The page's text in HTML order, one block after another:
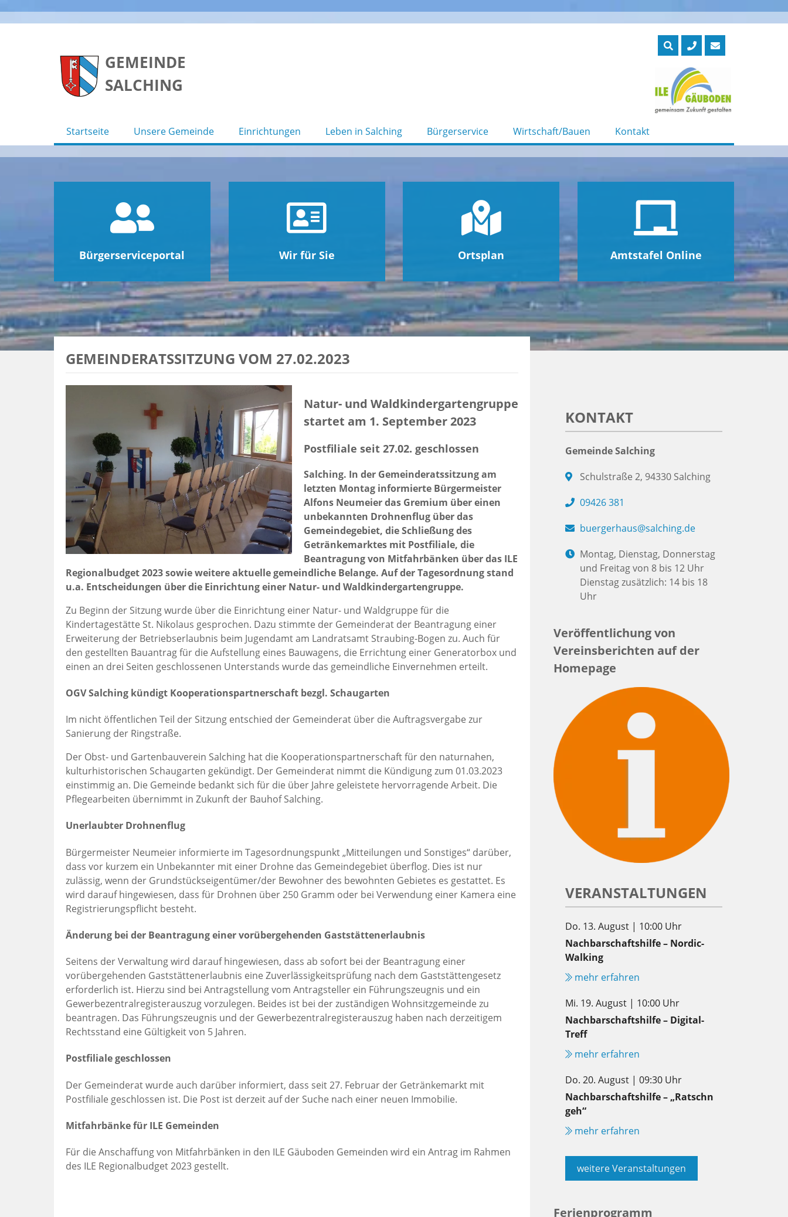
GEMEINDE
SALCHING
Startseite Unsere Gemeinde Einrichtungen Leben in Salching Bürgerservice Wirtschaft/Bauen Kontakt
Bürgerserviceportal Wir für Sie Ortsplan Amtstafel Online
GEMEINDERATSSITZUNG VOM 27.02.2023
Natur- und Waldkindergartengruppe
startet am 1. September 2023
Postfiliale seit 27.02. geschlossen
Salching. In der Gemeinderatssitzung am
letzten Montag informierte Bürgermeister
Alfons Neumeier das Gremium über einen
unbekannten Drohnenflug über das
Gemeindegebiet, die Schließung des
Getränkemarktes mit Postfiliale, die
Beantragung von Mitfahrbänken über das ILE
Regionalbudget 2023 sowie weitere aktuelle gemeindliche Belange. Auf der Tagesordnung stand
u.a. Entscheidungen über die Einrichtung einer Natur- und Waldkindergartengruppe.
Zu Beginn der Sitzung wurde über die Einrichtung einer Natur- und Waldgruppe für die
Kindertagestätte St. Nikolaus gesprochen. Dazu stimmte der Gemeinderat der Beantragung einer
Erweiterung der Betriebserlaubnis beim Jugendamt am Landratsamt Straubing-Bogen zu. Auch für
den gestellten Bauantrag für die Aufstellung eines Bauwagens, die Errichtung einer Generatorbox und
einen an drei Seiten geschlossenen Unterstands wurde das gemeindliche Einvernehmen erteilt.
OGV Salching kündigt Kooperationspartnerschaft bezgl. Schaugarten
Im nicht öffentlichen Teil der Sitzung entschied der Gemeinderat über die Auftragsvergabe zur
Sanierung der Ringstraße.
Der Obst- und Gartenbauverein Salching hat die Kooperationspartnerschaft für den naturnahen,
kulturhistorischen Schaugarten gekündigt. Der Gemeinderat nimmt die Kündigung zum 01.03.2023
einstimmig an. Die Gemeinde bedankt sich für die über Jahre geleistete hervorragende Arbeit. Die
Pflegearbeiten übernimmt in Zukunft der Bauhof Salching.
Unerlaubter Drohnenflug
Bürgermeister Neumeier informierte im Tagesordnungspunkt „Mitteilungen und Sonstiges“ darüber,
dass vor kurzem ein Unbekannter mit einer Drohne das Gemeindegebiet überflog. Dies ist nur
zulässig, wenn der Grundstückseigentümer/der Bewohner des bewohnten Gebietes es gestattet. Es
wird darauf hingewiesen, dass für Drohnen über 250 Gramm oder bei Verwendung einer Kamera eine
Registrierungspflicht besteht.
Änderung bei der Beantragung einer vorübergehenden Gaststättenerlaubnis
Seitens der Verwaltung wird darauf hingewiesen, dass ab sofort bei der Beantragung einer
vorübergehenden Gaststättenerlaubnis eine Zuverlässigkeitsprüfung nach dem Gaststättengesetz
erforderlich ist. Hierzu sind bei Antragstellung vom Antragsteller ein Führungszeugnis und ein
Gewerbezentralregisterauszug vorzulegen. Beides ist bei der zuständigen Wohnsitzgemeinde zu
beantragen. Das Führungszeugnis und der Gewerbezentralregisterauszug haben nach derzeitigem
Rechtsstand eine Gültigkeit von 5 Jahren.
Postfiliale geschlossen
Der Gemeinderat wurde auch darüber informiert, dass seit 27. Februar der Getränkemarkt mit
Postfiliale geschlossen ist. Die Post ist derzeit auf der Suche nach einer neuen Immobilie.
Mitfahrbänke für ILE Gemeinden
Für die Anschaffung von Mitfahrbänken in den ILE Gäuboden Gemeinden wird ein Antrag im Rahmen
des ILE Regionalbudget 2023 gestellt.
KONTAKT
Gemeinde Salching
Schulstraße 2, 94330 Salching
09426 381
buergerhaus@salching.de
Montag, Dienstag, Donnerstag
und Freitag von 8 bis 12 Uhr
Dienstag zusätzlich: 14 bis 18
Uhr
Veröffentlichung von
Vereinsberichten auf der
Homepage
VERANSTALTUNGEN
Do. 13. August | 10:00 Uhr
Nachbarschaftshilfe – Nordic-
Walking
mehr erfahren
Mi. 19. August | 10:00 Uhr
Nachbarschaftshilfe – Digital-
Treff
mehr erfahren
Do. 20. August | 09:30 Uhr
Nachbarschaftshilfe – „Ratschn
geh“
mehr erfahren
weitere Veranstaltungen
Ferienprogramm